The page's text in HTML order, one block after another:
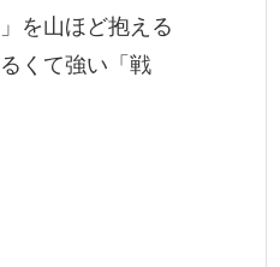
を山ほど抱える
くて強い「戦